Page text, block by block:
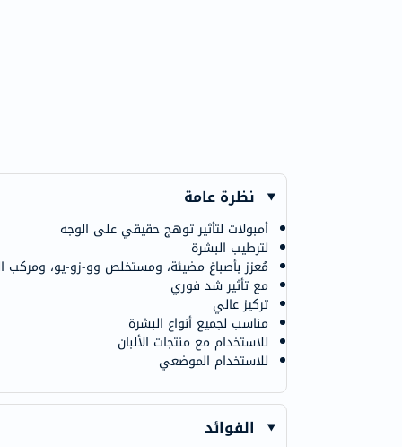
نظرة عامة
أمبولات لتأثير توهج حقيقي على الوجه
لترطيب البشرة
مُعزز بأصباغ مضيئة، ومستخلص وو-زو-يو، ومركب
مع تأثير شد فوري
تركيز عالي
مناسب لجميع أنواع البشرة
للاستخدام مع منتجات الألبان
للاستخدام الموضعي
الفوائد